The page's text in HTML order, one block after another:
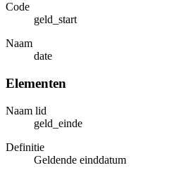
Code
geld_start
Naam
date
Elementen
Naam lid
geld_einde
Definitie
Geldende einddatum